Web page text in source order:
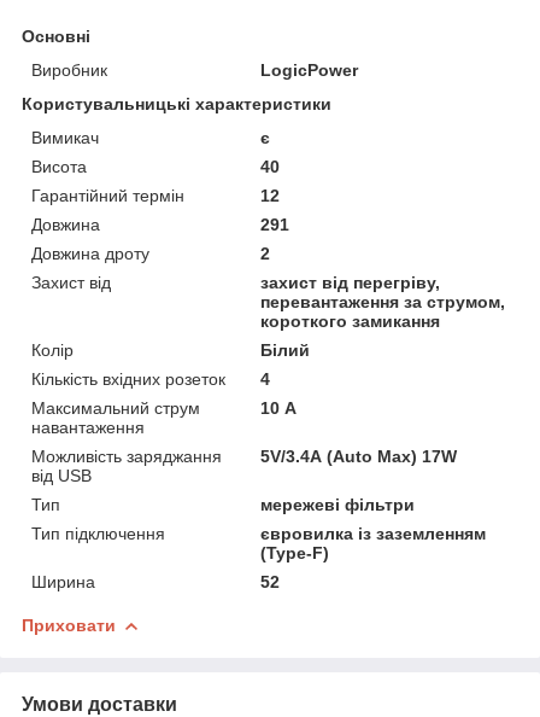
Основні
Виробник
LogicPower
Користувальницькі характеристики
Вимикач
є
Висота
40
Гарантійний термін
12
Довжина
291
Довжина дроту
2
Захист від
захист від перегріву,
перевантаження за струмом,
короткого замикання
Колір
Білий
Кількість вхідних розеток
4
Максимальний струм
навантаження
10 А
Можливість заряджання
від USB
5V/3.4А (Auto Max) 17W
Тип
мережеві фільтри
Тип підключення
євровилка із заземленням
(Type-F)
Ширина
52
Приховати
Умови доставки